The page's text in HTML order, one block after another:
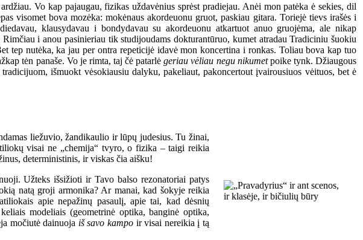
Vo kap pajaugau, fizikas uždavėnius sprėst pradiejau. Anėi mon patėka ė sekies, dil
visomet bova mozėka: mokėnaus akordeuonu gruot, paskiau gitara. Toriejė tievs irašės i
klausydavau i bondydavau su akordeuonu atkartuot anuo gruojėma, ale nikap
i anou pasinieriau tik studijoudams dokturantūruo, kumet atradau Tradiciniu šuokiu
tep nutėka, ka jau per ontra repeticijė idavė mon koncertina i ronkas. Toliau bova kap tuo
tėn panaše. Vo je rimta, taj čė patarlėgeriau vėliau negu nikumetpoike tynk. Džiaugous
tradicijuom, išmuokt vėsokiausiu dalyku, pakeliaut, pakoncertout įvairousiuos vėituos, bet ė
liežuvio, žandikaulio ir lūpų judesius. Tu žinai,
visai ne „chemija“ tvyro, o fizika – taigi reikia
deterministinis, ir viskas čia aišku!
Užteks išsižioti ir Tavo balso rezonatoriai patys
natą groji armonika? Ar manai, kad šokyje reikia
apie nepažinų pasaulį, apie tai, kad dėsnių
modeliais (geometrinė optika, banginė optika,
močiutė dainuoja iš savo kampoir visai nereikia į tą